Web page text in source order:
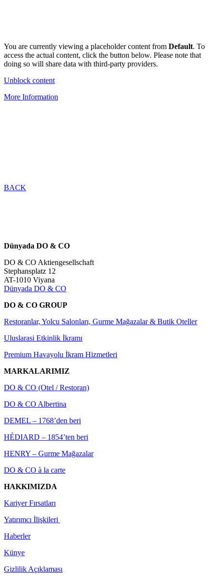
You are currently viewing a placeholder content from Default. To
access the actual content, click the button below. Please note that
doing so will share data with third-party providers.
Unblock content
More Information
BACK
Dünyada DO & CO
DO & CO Aktiengesellschaft
Stephansplatz 12
AT-1010 Viyana
Dünyada DO & CO
DO & CO GROUP
Restoranlar, Yolcu Salonları, Gurme Mağazalar & Butik Oteller
Uluslarasi Etkinlik İkramı
Premium Havayolu İkram Hizmetleri
MARKALARIMIZ
DO & CO (Otel / Restoran)
DO & CO Albertina
DEMEL – 1768’den beri
HÉDIARD – 1854’ten beri
HENRY – Gurme Mağazalar
DO & CO à la carte
HAKKIMIZDA
Kariyer Fırsatları
Yatırımcı İlişkileri
Haberler
Künye
Gizlilik Açıklaması